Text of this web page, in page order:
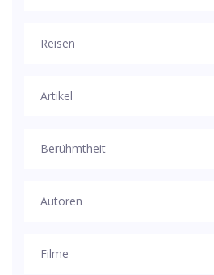
Reisen
Artikel
Berühmtheit
Autoren
Filme